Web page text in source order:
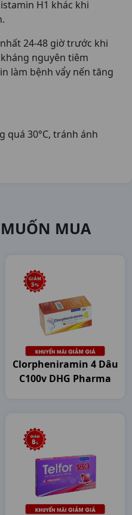
H1 khác khi
24-48 giờ trước khi
nguyên tiêm
làm bệnh vẩy nến tăng
quá 30°C, tránh ánh
MUA
Clorpheniramin 4 Dâu
C100v DHG Pharma